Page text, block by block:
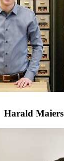
Harald Maiers